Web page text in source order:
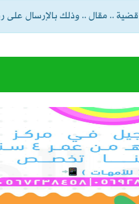
مقال .. وذلك بالإرسال على رقم خدمة
الدفاعي متعدد الجنسيات